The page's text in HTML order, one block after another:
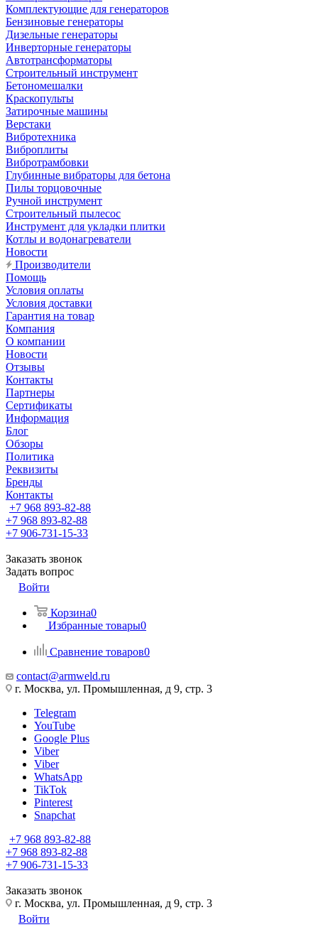
Комплектующие для генераторов
Бензиновые генераторы
Дизельные генераторы
Инверторные генераторы
Автотрансформаторы
Строительный инструмент
Бетономешалки
Краскопульты
Затирочные машины
Верстаки
Вибротехника
Виброплиты
Вибротрамбовки
Глубинные вибраторы для бетона
Пилы торцовочные
Ручной инструмент
Строительный пылесос
Инструмент для укладки плитки
Котлы и водонагреватели
Новости
Производители
Помощь
Условия оплаты
Условия доставки
Гарантия на товар
Компания
О компании
Новости
Отзывы
Контакты
Партнеры
Сертификаты
Информация
Блог
Обзоры
Политика
Реквизиты
Бренды
Контакты
+7 968 893-82-88
+7 968 893-82-88
+7 906-731-15-33
Заказать звонок
Задать вопрос
Войти
Корзина0
Избранные товары0
Сравнение товаров0
contact@armweld.ru
г. Москва, ул. Промышленная, д 9, стр. 3
Telegram
YouTube
Google Plus
Viber
Viber
WhatsApp
TikTok
Pinterest
Snapchat
+7 968 893-82-88
+7 968 893-82-88
+7 906-731-15-33
Заказать звонок
г. Москва, ул. Промышленная, д 9, стр. 3
Войти